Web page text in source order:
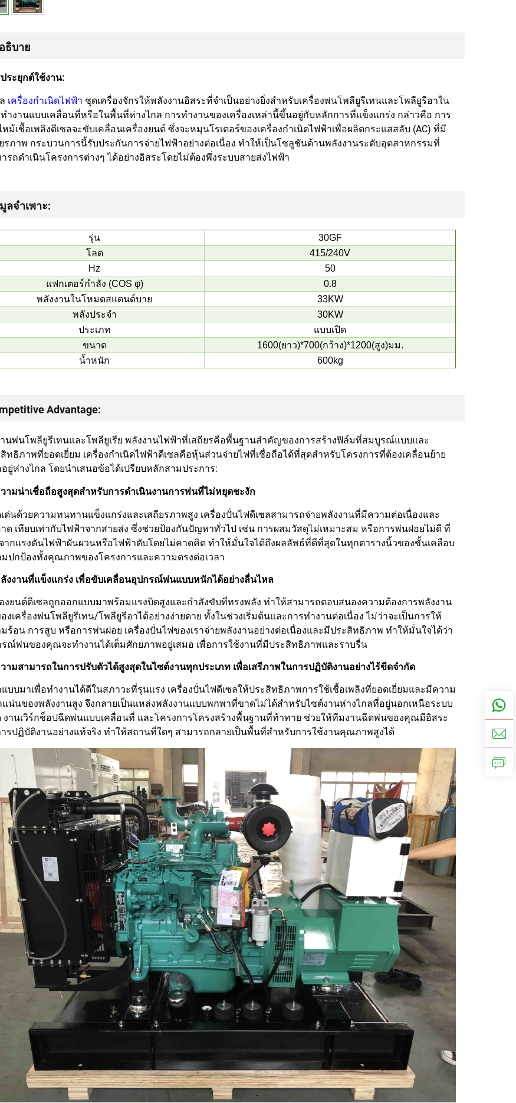
ธิบาย
ระยุกต์ใช้งาน:
เครื่องกำเนิดไฟฟ้า ชุดเครื่องจักรให้พลังงานอิสระที่จำเป็นอย่างยิ่งสำหรับเครื่องพ่นโพลียูรีเทนและโพลียูรีอาใน
ำงานแบบเคลื่อนที่หรือในพื้นที่ห่างไกล การทำงานของเครื่องเหล่านี้ขึ้นอยู่กับหลักการที่แข็งแกร่ง กล่าวคือ การ
หม้เชื้อเพลิงดีเซลจะขับเคลื่อนเครื่องยนต์ ซึ่งจะหมุนโรเตอร์ของเครื่องกำเนิดไฟฟ้าเพื่อผลิตกระแสสลับ (AC) ที่มี
รภาพ กระบวนการนี้รับประกันการจ่ายไฟฟ้าอย่างต่อเนื่อง ทำให้เป็นโซลูชันด้านพลังงานระดับอุตสาหกรรมที่
รถดำเนินโครงการต่างๆ ได้อย่างอิสระโดยไม่ต้องพึ่งระบบสายส่งไฟฟ้า
ลจำเพาะ:
รุ่น
30GF
โลต
415/240V
Hz
50
แฟกเตอร์กำลัง (COS φ)
0.8
พลังงานในโหมดสแตนด์บาย
33KW
พลังประจํา
30KW
ประเภท
แบบเปิด
ขนาด
1600(ยาว)*700(กว้าง)*1200(สูง)มม.
น้ำหนัก
600kg
Advantage:
นพ่นโพลียูรีเทนและโพลียูเรีย พลังงานไฟฟ้าที่เสถียรคือพื้นฐานสำคัญของการสร้างฟิล์มที่สมบูรณ์แบบและ
ทธิภาพที่ยอดเยี่ยม เครื่องกำเนิดไฟฟ้าดีเซลคือหุ้นส่วนจ่ายไฟที่เชื่อถือได้ที่สุดสำหรับโครงการที่ต้องเคลื่อนย้าย
ยู่ห่างไกล โดยนำเสนอข้อได้เปรียบหลักสามประการ:
ามน่าเชื่อถือสูงสุดสำหรับการดำเนินงานการพ่นที่ไม่หยุดชะงัก
ด่นด้วยความทนทานแข็งแกร่งและเสถียรภาพสูง เครื่องปั่นไฟดีเซลสามารถจ่ายพลังงานที่มีความต่อเนื่องและ
ด เทียบเท่ากับไฟฟ้าจากสายส่ง ซึ่งช่วยป้องกันปัญหาทั่วไป เช่น การผสมวัสดุไม่เหมาะสม หรือการพ่นฝอยไม่ดี ที่
ากแรงดันไฟฟ้าผันผวนหรือไฟฟ้าดับโดยไม่คาดคิด ทำให้มั่นใจได้ถึงผลลัพธ์ที่ดีที่สุดในทุกตารางนิ้วของชั้นเคลือบ
ปกป้องทั้งคุณภาพของโครงการและความตรงต่อเวลา
งงานที่แข็งแกร่ง เพื่อขับเคลื่อนอุปกรณ์พ่นแบบหนักได้อย่างลื่นไหล
งยนต์ดีเซลถูกออกแบบมาพร้อมแรงบิดสูงและกำลังขับที่ทรงพลัง ทำให้สามารถตอบสนองความต้องการพลังงาน
งเครื่องพ่นโพลียูรีเทน/โพลียูรีอาได้อย่างง่ายดาย ทั้งในช่วงเริ่มต้นและการทำงานต่อเนื่อง ไม่ว่าจะเป็นการให้
ร้อน การสูบ หรือการพ่นฝอย เครื่องปั่นไฟของเราจ่ายพลังงานอย่างต่อเนื่องและมีประสิทธิภาพ ทำให้มั่นใจได้ว่า
ณ์พ่นของคุณจะทำงานได้เต็มศักยภาพอยู่เสมอ เพื่อการใช้งานที่มีประสิทธิภาพและราบรื่น
ามสามารถในการปรับตัวได้สูงสุดในไซต์งานทุกประเภท เพื่อเสรีภาพในการปฏิบัติงานอย่างไร้ขีดจำกัด
บบมาเพื่อทำงานได้ดีในสภาวะที่รุนแรง เครื่องปั่นไฟดีเซลให้ประสิทธิภาพการใช้เชื้อเพลิงที่ยอดเยี่ยมและมีความ
น่นของพลังงานสูง จึงกลายเป็นแหล่งพลังงานแบบพกพาที่ขาดไม่ได้สำหรับไซต์งานห่างไกลที่อยู่นอกเหนือระบบ
งานเวิร์กช็อปฉีดพ่นแบบเคลื่อนที่ และโครงการโครงสร้างพื้นฐานที่ท้าทาย ช่วยให้ทีมงานฉีดพ่นของคุณมีอิสระ
รปฏิบัติงานอย่างแท้จริง ทำให้สถานที่ใดๆ สามารถกลายเป็นพื้นที่สำหรับการใช้งานคุณภาพสูงได้